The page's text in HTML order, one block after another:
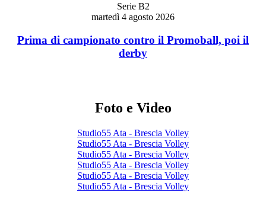
Serie B2
martedì 4 agosto 2026
Prima di campionato contro il Promoball, poi il
derby
Foto e Video
Studio55 Ata - Brescia Volley
Studio55 Ata - Brescia Volley
Studio55 Ata - Brescia Volley
Studio55 Ata - Brescia Volley
Studio55 Ata - Brescia Volley
Studio55 Ata - Brescia Volley